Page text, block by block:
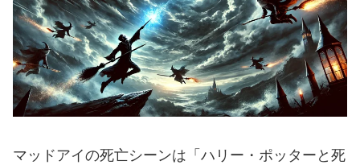
マッドアイの死亡シーンは「ハリー・ポッターと死